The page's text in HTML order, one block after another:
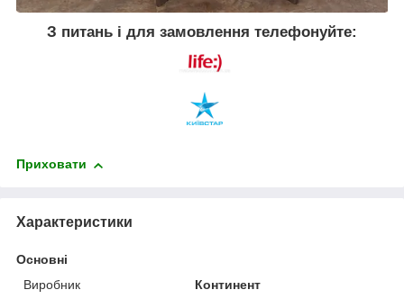
З питань і для замовлення телефонуйте:
Приховати
Характеристики
Основні
Виробник
Континент